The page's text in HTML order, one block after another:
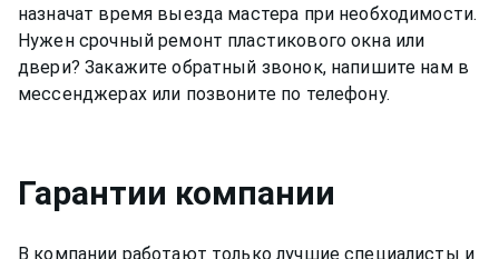
назначат время выезда мастера при необходимости.
Нужен срочный ремонт пластикового окна или
двери? Закажите обратный звонок, напишите нам в
мессенджерах или позвоните по телефону.
Гарантии компании
В компании работают только лучшие специалисты и